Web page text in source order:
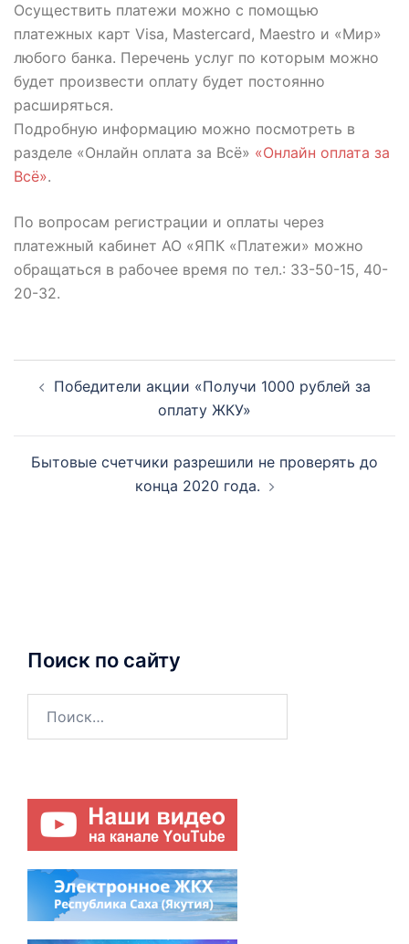
Осуществить платежи можно с помощью
платежных карт Visa, Mastercard, Maestro и «Мир»
любого банка. Перечень услуг по которым можно
будет произвести оплату будет постоянно
расширяться.
Подробную информацию можно посмотреть в
разделе «Онлайн оплата за Всё» «Онлайн оплата за
Всё».
По вопросам регистрации и оплаты через
платежный кабинет АО «ЯПК «Платежи» можно
обращаться в рабочее время по тел.: 33-50-15, 40-
20-32.
Победители акции «Получи 1000 рублей за
оплату ЖКУ»
Бытовые счетчики разрешили не проверять до
конца 2020 года.
Поиск по сайту